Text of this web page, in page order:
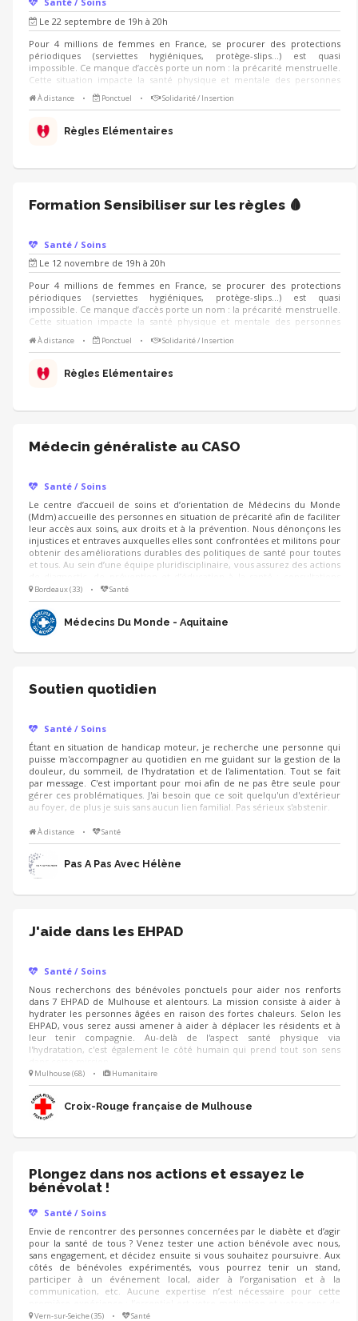
Le 22 septembre de 19h à 20h
Pour 4 millions de femmes en France, se procurer des protections
périodiques (serviettes hygiéniques, protège-slips...) est quasi
impossible. Ce manque d’accès porte un nom : la précarité menstruelle.
Cette situation impacte la santé physique et mentale des personnes
concernées. Depuis 2015, Règles Élémentaires lutte contre la précarité
menstruelle et la tabou des règles. Tu veux t'engager à nos côtés pour
sensibiliser à la précarité menstruelle 🩸 🚀 Présentation de l'association
: son histoire et ses missions 🚀 Présentation des actions bénévoles 🚀
À distance • Ponctuel • Solidarité / Insertion
Règles Élémentaires
Formation Sensibiliser sur les règles 🩸
Santé / Soins
Le 12 novembre de 19h à 20h
Pour 4 millions de femmes en France, se procurer des protections
périodiques (serviettes hygiéniques, protège-slips...) est quasi
impossible. Ce manque d’accès porte un nom : la précarité menstruelle.
Cette situation impacte la santé physique et mentale des personnes
concernées. Depuis 2015, Règles Élémentaires lutte pour changer la
perception des règles auprès du grand public ! Tu veux t'engager à nos
Contenu de la formation : 🚀 Infos pratiques : déroulé, durée, etc. 🚀
Savoir parler des règles et de la précarité menstruelle 🚀 Savoir
À distance • Ponctuel • Solidarité / Insertion
Règles Élémentaires
Médecin généraliste au CASO
Santé / Soins
Le centre d’accueil de soins et d’orientation de Médecins du Monde
(Mdm) accueille des personnes en situation de précarité afin de faciliter
leur accès aux soins, aux droits et à la prévention. Nous dénonçons les
injustices et entraves auxquelles elles sont confrontées et militons pour
obtenir des améliorations durables des politiques de santé pour toutes
et tous. Au sein d’une équipe pluridisciplinaire, vous assurez des actions
médicales et actions de prévention, orientation des patient.e.s vers les
structures partenaires et de droit commun, participation au recueil de
données et à la vie associative et militante du CASO
Bordeaux (33) • Santé
Médecins Du Monde - Aquitaine
Soutien quotidien
Santé / Soins
Étant en situation de handicap moteur, je recherche une personne qui
puisse m'accompagner au quotidien en me guidant sur la gestion de la
douleur, du sommeil, de l'hydratation et de l'alimentation. Tout se fait
par message. C'est important pour moi afin de ne pas être seule pour
gérer ces problématiques. J'ai besoin que ce soit quelqu'un d'extérieur
au foyer, de plus je suis sans aucun lien familial. Pas sérieux s'abstenir.
À distance • Santé
Pas À Pas Avec Hélène
J'aide dans les EHPAD
Santé / Soins
Nous recherchons des bénévoles ponctuels pour aider nos renforts
dans 7 EHPAD de Mulhouse et alentours. La mission consiste à aider à
hydrater les personnes âgées en raison des fortes chaleurs. Selon les
EHPAD, vous serez aussi amener à aider à déplacer les résidents et à
leur tenir compagnie. Au-delà de l'aspect santé physique via
l'hydratation, c'est également le côté humain qui prend tout son sens
Mulhouse (68) • Humanitaire
Croix-Rouge française de Mulhouse
Plongez dans nos actions et essayez le
bénévolat !
Santé / Soins
Envie de rencontrer des personnes concernées par le diabète et d’agir
pour la santé de tous ? Venez tester une action bénévole avec nous,
sans engagement, et décidez ensuite si vous souhaitez poursuivre. Aux
côtés de bénévoles expérimentés, vous pourrez tenir un stand,
participer à un événement local, aider à l’organisation et à la
communication, etc. Aucune expertise n’est nécessaire pour cette
l’écoute pour informer et accompagner un public souvent peu
Vern-sur-Seiche (35) • Santé